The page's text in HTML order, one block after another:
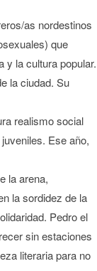
as nordestinos
que
y la cultura popular.
la ciudad. Su
realismo social
Ese año,
la arena,
la sordidez de la
Pedro el
sin estaciones
literaria para no